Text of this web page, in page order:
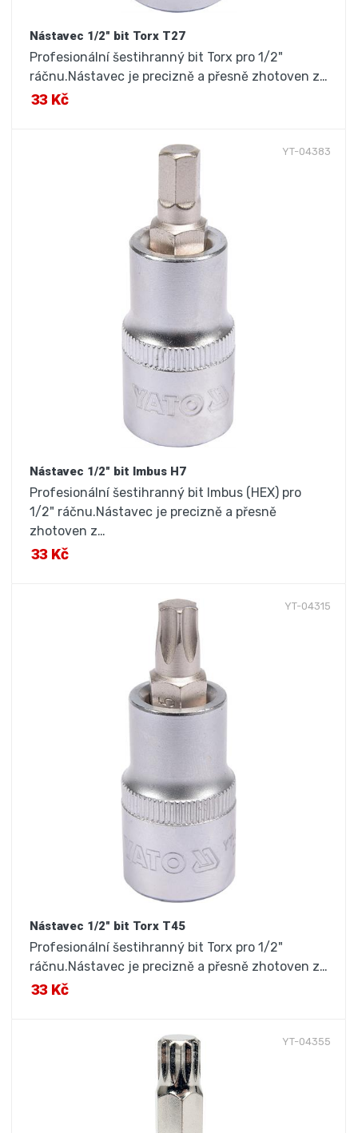
Nástavec 1/2" bit Torx T27
Profesionální šestihranný bit Torx pro 1/2"
ráčnu.Nástavec je precizně a přesně zhotoven z…
33 Kč
YT-04383
Nástavec 1/2" bit Imbus H7
Profesionální šestihranný bit Imbus (HEX) pro
1/2" ráčnu.Nástavec je precizně a přesně
zhotoven z…
33 Kč
YT-04315
Nástavec 1/2" bit Torx T45
Profesionální šestihranný bit Torx pro 1/2"
ráčnu.Nástavec je precizně a přesně zhotoven z…
33 Kč
YT-04355